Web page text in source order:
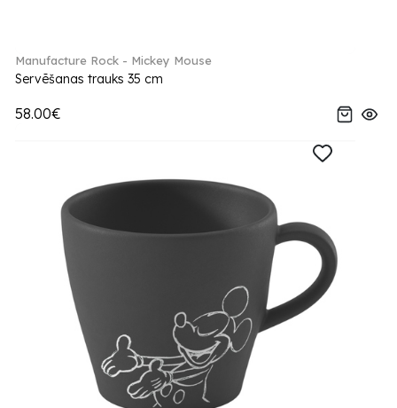
Manufacture Rock - Mickey Mouse
Servēšanas trauks 35 cm
58.00€